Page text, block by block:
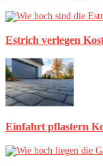
Estrich verlegen
Einfahrt pflastern